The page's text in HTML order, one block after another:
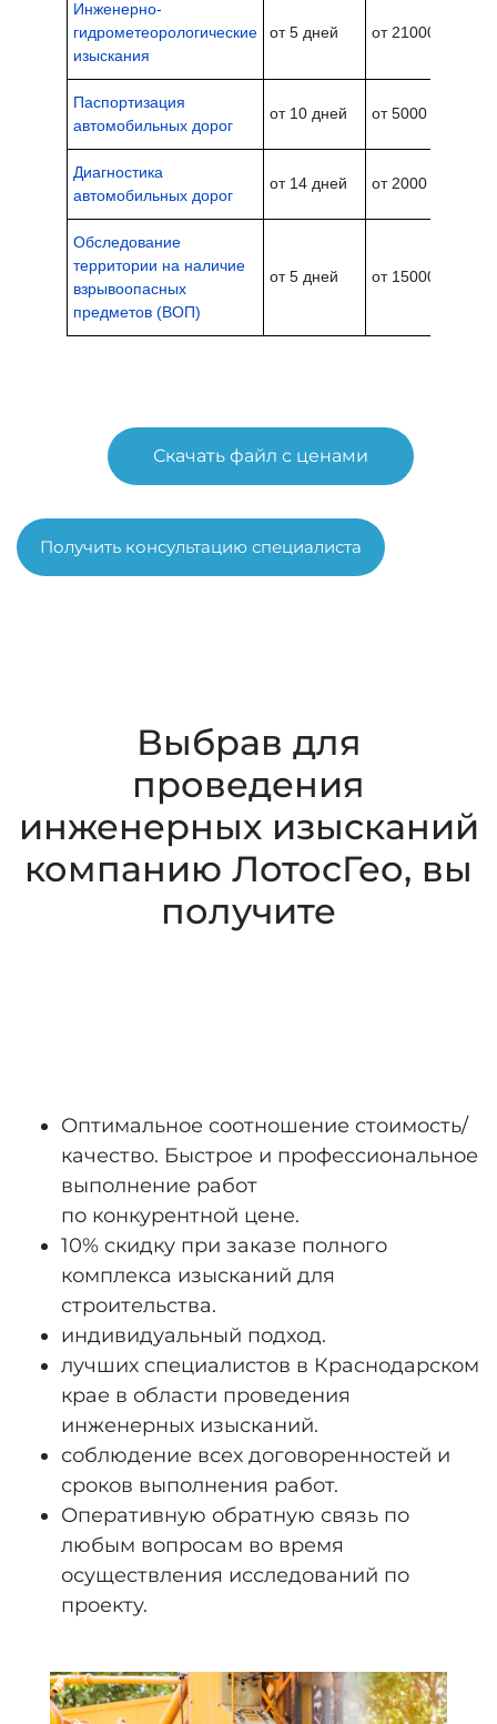
Инженерно-
гидрометеорологические
изыскания
от 5 дней от 21000 руб.
Паспортизация
автомобильных дорог
от 10 дней от 5000 руб./1км
Диагностика
автомобильных дорог
от 14 дней от 2000 руб./1км
Обследование
территории на наличие
взрывоопасных
предметов (ВОП)
от 5 дней от 15000 руб.
Скачать файл с ценами
Получить консультацию специалиста
Выбрав для
проведения
инженерных изысканий
компанию ЛотосГео, вы
получите
Оптимальное соотношение стоимость/
качество. Быстрое и профессиональное
выполнение работ
по конкурентной цене.
10% скидку при заказе полного
комплекса изысканий для
строительства.
индивидуальный подход.
лучших специалистов в Краснодарском
крае в области проведения
инженерных изысканий.
соблюдение всех договоренностей и
сроков выполнения работ.
Оперативную обратную связь по
любым вопросам во время
осуществления исследований по
проекту.